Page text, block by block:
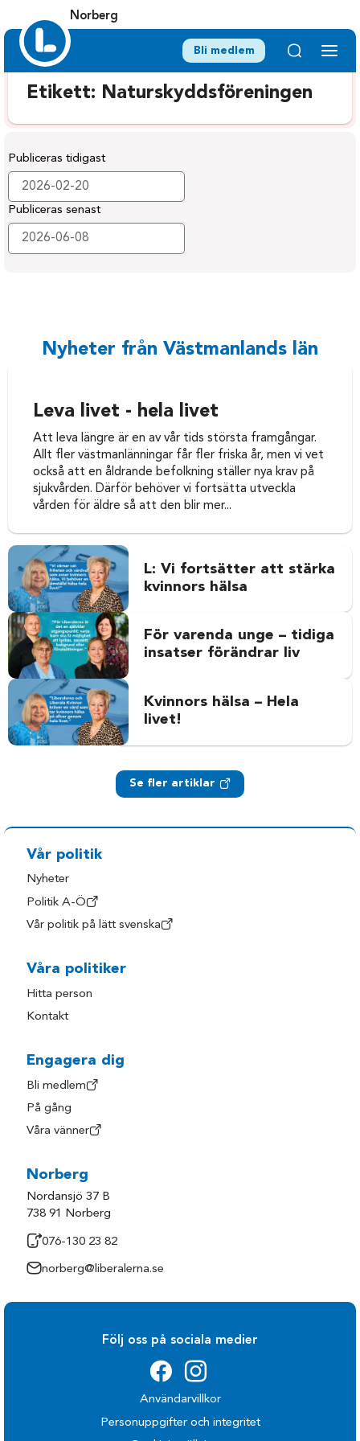
Norberg
Bli medlem
Etikett: Naturskyddsföreningen
Publiceras tidigast
Publiceras senast
Nyheter från Västmanlands län
Leva livet - hela livet
Att leva längre är en av vår tids största framgångar.
Allt fler västmanlänningar får fler friska år, men vi vet
också att en åldrande befolkning ställer nya krav på
sjukvården. Därför behöver vi fortsätta utveckla
vården för äldre så att den blir mer...
L: Vi fortsätter att stärka
kvinnors hälsa
För varenda unge – tidiga
insatser förändrar liv
Kvinnors hälsa – Hela
livet!
Se fler artiklar
Vår politik
Nyheter
Politik A-Ö
Vår politik på lätt svenska
Våra politiker
Hitta person
Kontakt
Engagera dig
Bli medlem
På gång
Våra vänner
Norberg
Nordansjö 37 B
738 91 Norberg
076-130 23 82
norberg@liberalerna.se
Följ oss på sociala medier
Användarvillkor
Personuppgifter och integritet